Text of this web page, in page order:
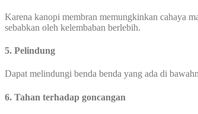
Karena kanopi membran memungkinkan cahaya
sebabkan oleh kelembaban berlebih.
5. Pelindung
Dapat melindungi benda benda yang ada di
6. Tahan terhadap goncangan